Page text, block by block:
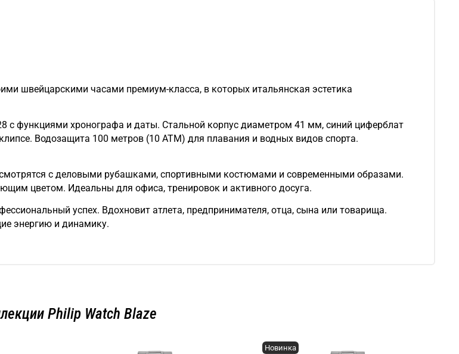
швейцарскими часами премиум-класса, в которых итальянская эстетика
с функциями хронографа и даты. Стальной корпус диаметром 41 мм, синий циферблат
Водозащита 100 метров (10 АТМ) для плавания и водных видов спорта.
с деловыми рубашками, спортивными костюмами и современными образами.
цветом. Идеальны для офиса, тренировок и активного досуга.
успех. Вдохновит атлета, предпринимателя, отца, сына или товарища.
энергию и динамику.
Philip Watch Blaze
Новинка